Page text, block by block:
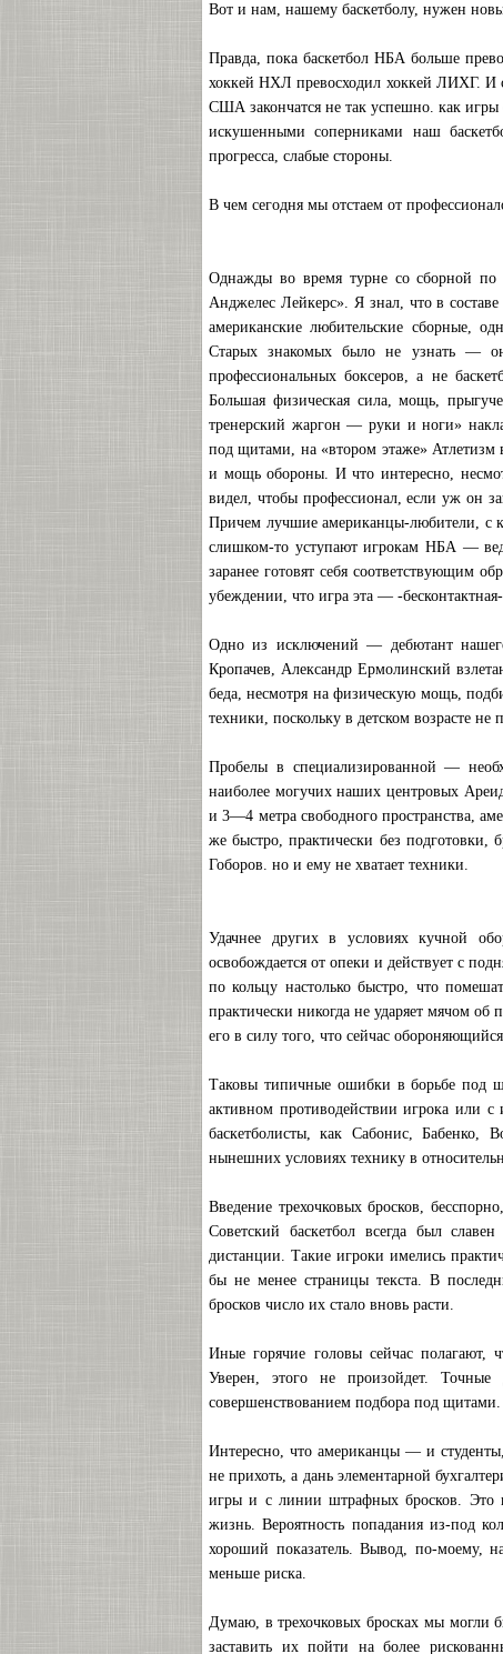
Вот и нам, нашему баскетболу, нужен
Правда, пока баскетбол НБА больше
хоккей НХЛ превосходил хоккей ЛИХГ. И
США закончатся не так успешно. как игры
искушенными соперниками наш
прогресса, слабые стороны.
В чем сегодня мы отстаем от
Однажды во время турне со сборной
Анджелес Лейкерс». Я знал, что в
американские любительские сборные,
Старых знакомых было не узнать —
профессиональных боксеров, а не
Большая физическая сила, мощь,
тренерский жаргон — руки и ноги»
под щитами, на «втором этаже» Атлетизм
и мощь обороны. И что интересно,
видел, чтобы профессионал, если уж он
Причем лучшие американцы-любители, с
слишком-то уступают игрокам НБА —
заранее готовят себя соответствующим
убеждении, что игра эта — -
Одно из исключений — дебютант
Кропачев, Александр Ермолинский
беда, несмотря на физическую мощь,
техники, поскольку в детском возрасте
Пробелы в специализированной —
наиболее могучих наших центровых
и 3—4 метра свободного пространства,
же быстро, практически без подготовки,
Гоборов. но и ему не хватает техники.
Удачнее других в условиях кучной
освобождается от опеки и действует с
по кольцу настолько быстро, что
практически никогда не ударяет мячом
его в силу того, что сейчас
Таковы типичные ошибки в борьбе под
активном противодействии игрока или
баскетболисты, как Сабонис, Бабенко,
нынешних условиях технику в
Введение трехочковых бросков,
Советский баскетбол всегда был
дистанции. Такие игроки имелись
бы не менее страницы текста. В
бросков число их стало вновь расти.
Иные горячие головы сейчас полагают,
Уверен, этого не произойдет. Точные
совершенствованием подбора под
Интересно, что американцы — и
не прихоть, а дань элементарной
игры и с линии штрафных бросков. Это
жизнь. Вероятность попадания из-под
хороший показатель. Вывод, по-моему,
меньше риска.
Думаю, в трехочковых бросках мы могли
заставить их пойти на более